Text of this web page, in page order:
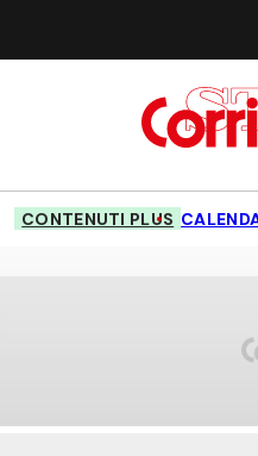
CONTENUTI PLUS